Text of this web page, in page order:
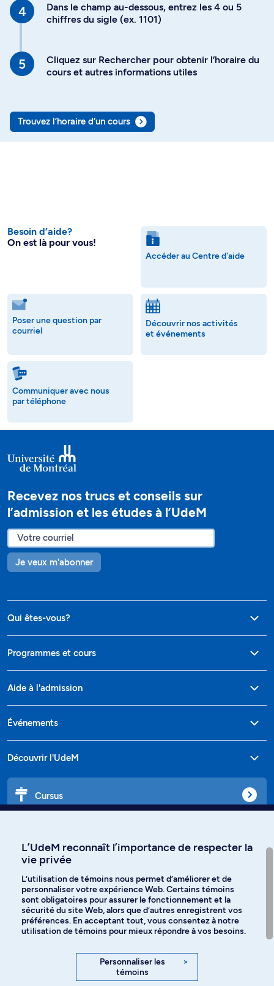
Dans le champ au-dessous, entrez les 4 ou 5
chiffres du sigle (ex. 1101)
Cliquez sur Rechercher pour obtenir l’horaire du
cours et autres informations utiles
Trouvez l’horaire d’un cours
Besoin d’aide?
On est là pour vous!
Accéder au Centre d'aide
Poser une question par
courriel
Découvrir nos activités
et événements
Communiquer avec nous
par téléphone
Recevez nos trucs et conseils sur
l’admission et les études à l’UdeM
Je veux m'abonner
Qui êtes-vous?
Programmes et cours
Aide à l'admission
Événements
Découvrir l'UdeM
Cursus
Langues
Facebook Instagram
YouTube
L’UdeM reconnaît l’importance de respecter la
vie privée
L’utilisation de témoins nous permet d’améliorer et de
personnaliser votre expérience Web. Certains témoins
sont obligatoires pour assurer le fonctionnement et la
sécurité du site Web, alors que d’autres enregistrent vos
préférences. En acceptant tout, vous consentez à notre
utilisation de témoins pour mieux répondre à vos besoins.
Personnaliser les
témoins
>